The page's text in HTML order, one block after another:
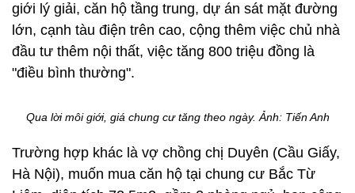
giới lý giải, căn hộ tầng trung, dự án sát mặt đường
lớn, cạnh tàu điện trên cao, cộng thêm việc chủ nhà
đầu tư thêm nội thất, việc tăng 800 triệu đồng là
"điều bình thường".
Qua lời môi giới, giá chung cư tăng theo ngày. Ảnh: Tiến Anh
Trường hợp khác là vợ chồng chị Duyên (Cầu Giấy,
Hà Nội), muốn mua căn hộ tại chung cư Bắc Từ